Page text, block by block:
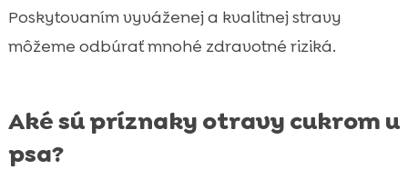
Poskytovaním vyváženej a kvalitnej stravy
môžeme odbúrať mnohé zdravotné riziká.
Aké sú príznaky otravy cukrom u
psa?